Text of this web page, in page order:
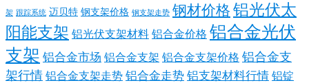
架 跟踪系统 迈贝特 钢支架价格 钢支架走势 钢材价格 铝光伏太
阳能支架 铝光伏支架材料 铝合金价格 铝合金光伏
支架 铝合金市场 铝合金支架 铝合金支架价格 铝合金支
架行情 铝合金支架走势 铝合金走势 铝支架材料行情 铝锭